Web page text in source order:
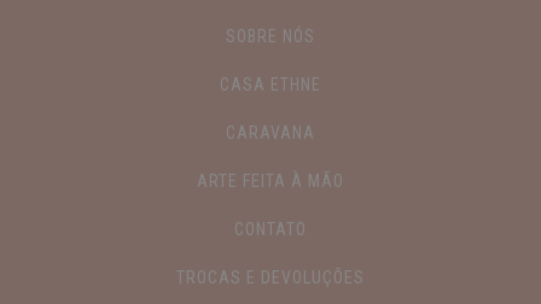
SOBRE NÓS
CASA ETHNE
CARAVANA
ARTE FEITA À MÃO
CONTATO
TROCAS E DEVOLUÇÕES